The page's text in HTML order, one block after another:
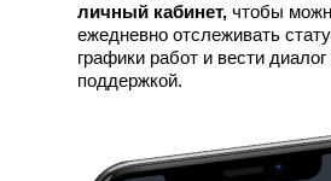
личный кабинет, чтобы
ежедневно отслеживать
графики работ и вести диалог
поддержкой.